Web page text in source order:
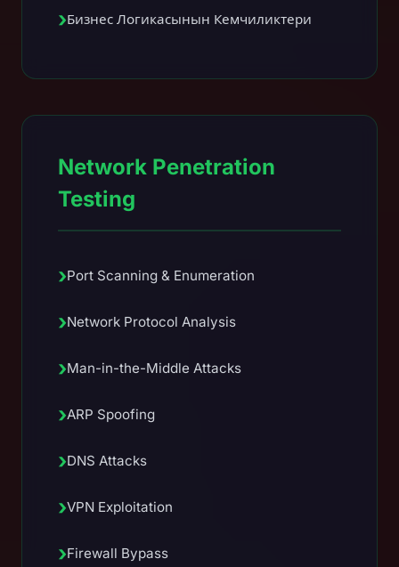
›Бизнес Логикасынын Кемчиликтери
Network Penetration
Testing
›Port Scanning & Enumeration
›Network Protocol Analysis
›Man-in-the-Middle Attacks
›ARP Spoofing
›DNS Attacks
›VPN Exploitation
›Firewall Bypass